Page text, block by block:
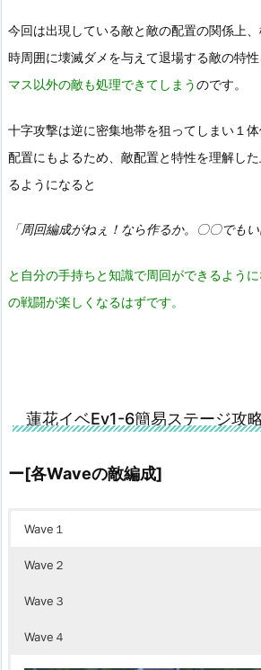
今回は出現している敵と敵の配置の関係上
時周囲に壊滅ダメを与えて退場する敵の特
マス以外の敵も処理できてしまうのです。
十字攻撃は逆に密集地帯を狙ってしまい１
配置にもよるため、敵配置と特性を理解し
るようになると
「周回編成がねぇ！なら作るか。〇〇でもい
と自分の手持ちと知識で周回ができるよう
の戦闘が楽しくなるはずです。
蓮花イベEv1-6簡易ステージ攻
ー[各Waveの敵編成]
Wave１
Wave２
Wave３
Wave４